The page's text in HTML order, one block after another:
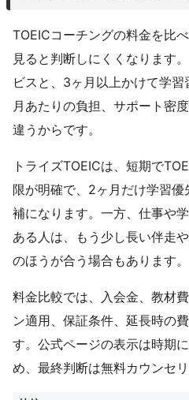
TOEICコーチングの料金を比
見ると判断しにくくなります
ビスと、3ヶ月以上かけて学習
月あたりの負担、サポート密
違うからです。
トライズTOEICは、短期で
限が明確で、2ヶ月だけ学習
補になります。一方、仕事や
ある人は、もう少し長い伴走
のほうが合う場合もあります。
料金比較では、入会金、教材
ン適用、保証条件、延長時の
す。公式ページの表示は時期
め、最終判断は無料カウンセ